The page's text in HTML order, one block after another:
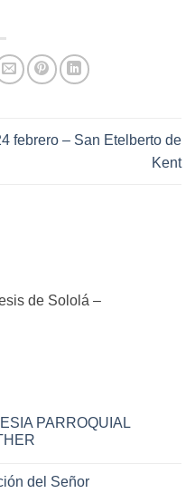
febrero – San Etelberto de
Kent
de Sololá –
PARROQUIAL
del Señor